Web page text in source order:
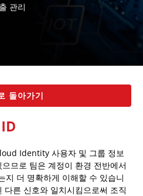
관리
돌아가기
Identity 사용자 및 그룹 정보
므로 팀은 계정이 환경 전반에서
지 더 명확하게 이해할 수 있습니
른 신호와 일치시킴으로써 조직